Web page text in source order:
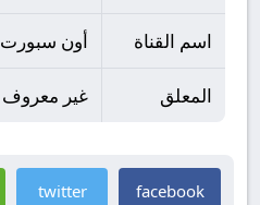
اسم القناة أون سبورت 1
المعلق غير معروف
facebook
twitter